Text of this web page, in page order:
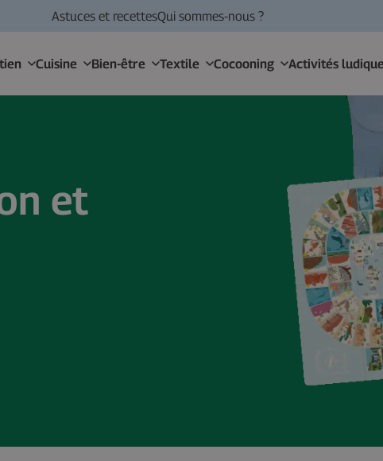
Astuces et recettesQui sommes-nous ?
Cuisine Bien-être Textile Cocooning Activités
et